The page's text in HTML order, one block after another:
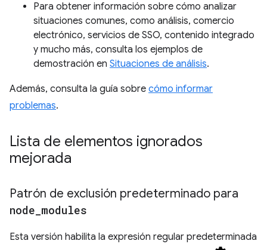
Para obtener información sobre cómo analizar
situaciones comunes, como análisis, comercio
electrónico, servicios de SSO, contenido integrado
y mucho más, consulta los ejemplos de
demostración en Situaciones de análisis.
Además, consulta la guía sobre cómo informar
problemas.
Lista de elementos ignorados
mejorada
Patrón de exclusión predeterminado para
node modules
Esta versión habilita la expresión regular predeterminada